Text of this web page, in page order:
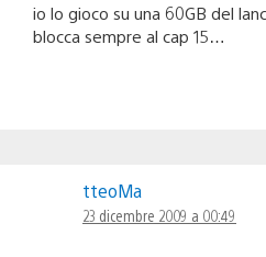
io lo gioco su una 60GB del
blocca sempre al cap 15…
tteoMa
23 dicembre 2009 a 00:49